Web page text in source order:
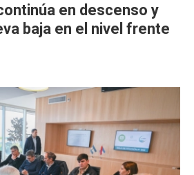
en descenso y
baja en el nivel frente